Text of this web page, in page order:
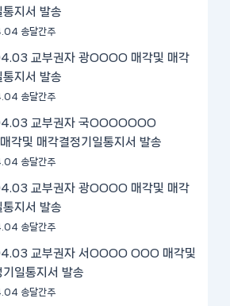
통지서 발송
송달간주
교부권자 광OOOO 매각및 매각
통지서 발송
송달간주
교부권자 국OOOOOOO
각및 매각결정기일통지서 발송
송달간주
교부권자 광OOOO 매각및 매각
통지서 발송
송달간주
교부권자 서OOOO OOO 매각및
기일통지서 발송
송달간주